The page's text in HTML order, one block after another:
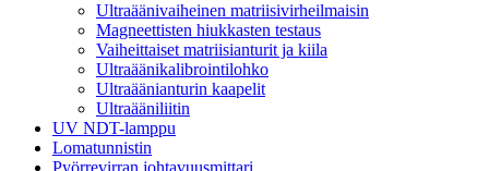
Ultraäänivaiheinen matriisivirheilmaisin
Magneettisten hiukkasten testaus
Vaiheittaiset matriisianturit ja kiila
Ultraäänikalibrointilohko
Ultraäänianturin kaapelit
Ultraääniliitin
UV NDT-lamppu
Lomatunnistin
Pyörrevirran johtavuusmittari